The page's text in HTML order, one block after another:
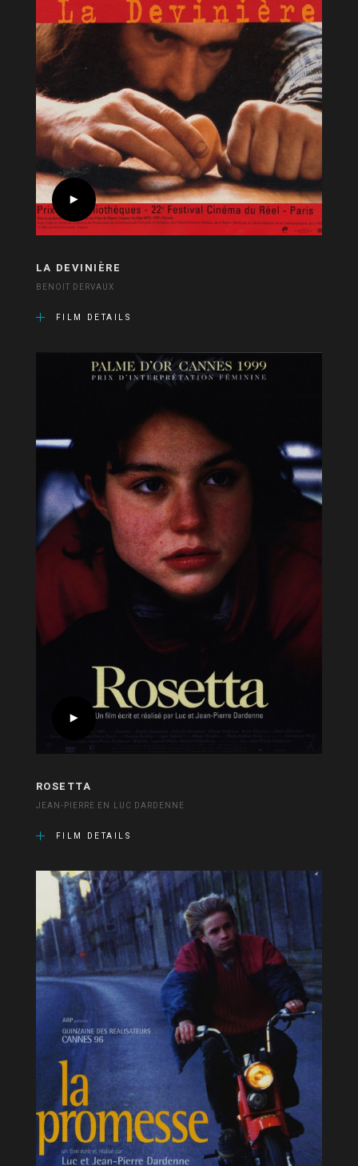
LA DEVINIÈRE
BENOIT DERVAUX
FILM DETAILS
ROSETTA
JEAN-PIERRE EN LUC DARDENNE
FILM DETAILS